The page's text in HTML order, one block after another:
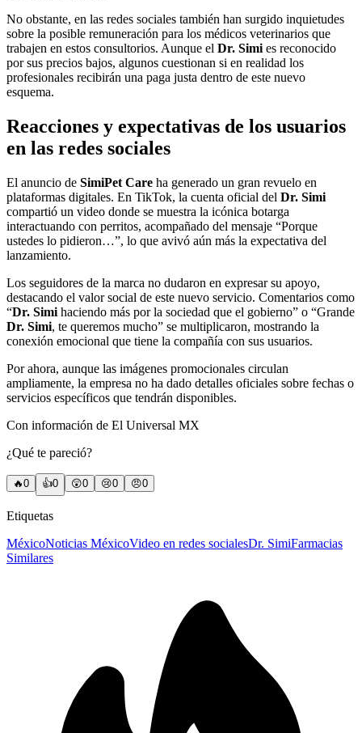
No obstante, en las redes sociales también han surgido inquietudes
sobre la posible remuneración para los médicos veterinarios que
trabajen en estos consultorios. Aunque el Dr. Simi es reconocido
por sus precios bajos, algunos cuestionan si en realidad los
profesionales recibirán una paga justa dentro de este nuevo
esquema.
Reacciones y expectativas de los usuarios
en las redes sociales
El anuncio de SimiPet Care ha generado un gran revuelo en
plataformas digitales. En TikTok, la cuenta oficial del Dr. Simi
compartió un video donde se muestra la icónica botarga
interactuando con perritos, acompañado del mensaje “Porque
ustedes lo pidieron…”, lo que avivó aún más la expectativa del
lanzamiento.
Los seguidores de la marca no dudaron en expresar su apoyo,
destacando el valor social de este nuevo servicio. Comentarios como
“Dr. Simi haciendo más por la sociedad que el gobierno” o “Grande
Dr. Simi, te queremos mucho” se multiplicaron, mostrando la
conexión emocional que tiene la compañía con sus usuarios.
Por ahora, aunque las imágenes promocionales circulan
ampliamente, la empresa no ha dado detalles oficiales sobre fechas o
servicios específicos que tendrán disponibles.
Con información de El Universal MX
¿Qué te pareció?
🔥0 👍0 😲0 😢0 😠0
Etiquetas
MéxicoNoticias MéxicoVideo en redes socialesDr. SimiFarmacias
Similares